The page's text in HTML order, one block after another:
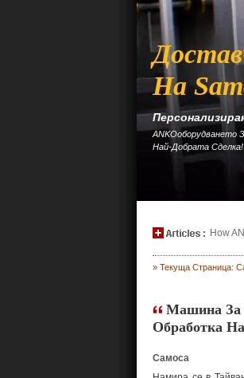
На
ANKOоборудването
Най-Добрата Сделка!
How
» Текуща Страница:
Машина За
Обработка
Самоса